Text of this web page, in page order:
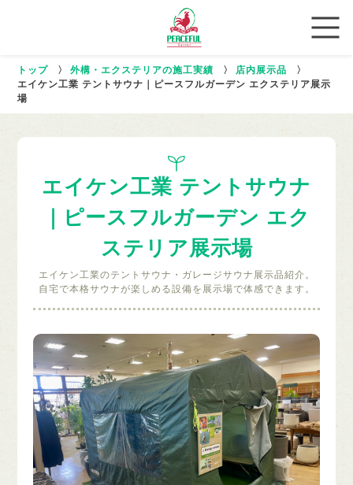
トップ 〉 外構・エクステリアの施工実績 〉 店内展示品
〉
エイケン工業 テントサウナ｜ピースフルガーデン エクステリア展示
場
エイケン工業 テントサウナ
｜ピースフルガーデン エク
ステリア展示場
エイケン工業のテントサウナ・ガレージサウナ展示品紹介。
自宅で本格サウナが楽しめる設備を展示場で体感できます。